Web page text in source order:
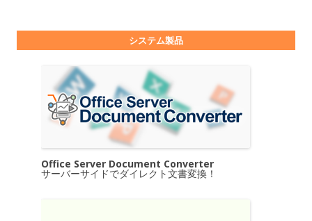
システム製品
Office Server Document Converter
サーバーサイドでダイレクト文書変換！